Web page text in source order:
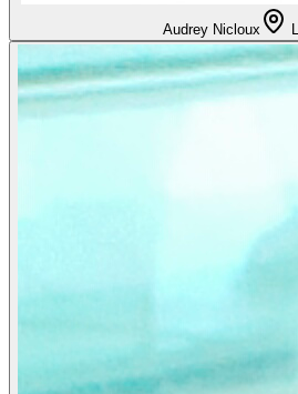
Audrey Nicloux